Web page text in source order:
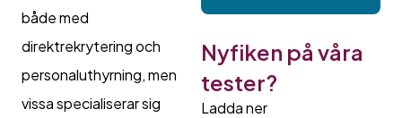
både med
direktrekrytering och
personaluthyrning, men
vissa specialiserar sig
Nyfiken på våra
tester?
Ladda ner